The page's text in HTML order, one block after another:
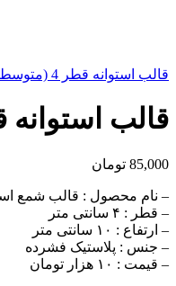
قالب استوانه قطر 4 (متوسط)
قالب استوانه قطر ۴
85,000 تومان
– نام محصول : قالب شمع
– قطر : ۴ سانتی متر
– ارتفاع : ۱۰ سانتی متر
– جنس : پلاستیک فشرده
– قیمت : ۱۰ هزار تومان